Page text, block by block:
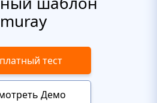
тест
Демо